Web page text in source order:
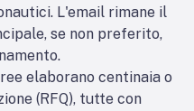
L'email rimane il
se non preferito,
elaborano centinaia o
(RFQ), tutte con